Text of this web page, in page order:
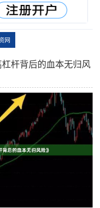
网
杆背后的血本无归风